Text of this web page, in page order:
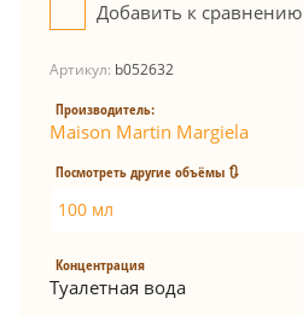
Добавить к сравнению
Артикул: b052632
Производитель:
Maison Martin Margiela
Посмотреть другие объёмы 🔃
100 мл
Концентрация
Туалетная вода